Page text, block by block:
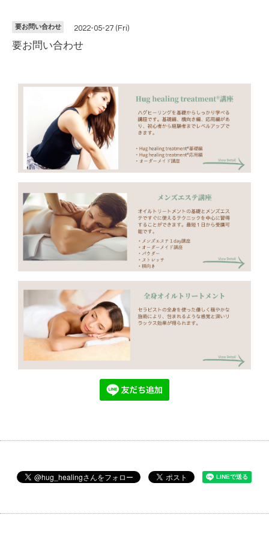
要お問い合わせ 2022-05-27 (Fri)
要お問い合わせ